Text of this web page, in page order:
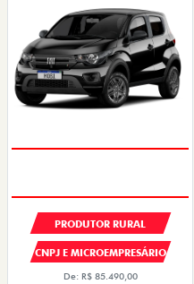
PRODUTOR RURAL
CNPJ E MICROEMPRESÁRIO
De: R$ 85.490,00